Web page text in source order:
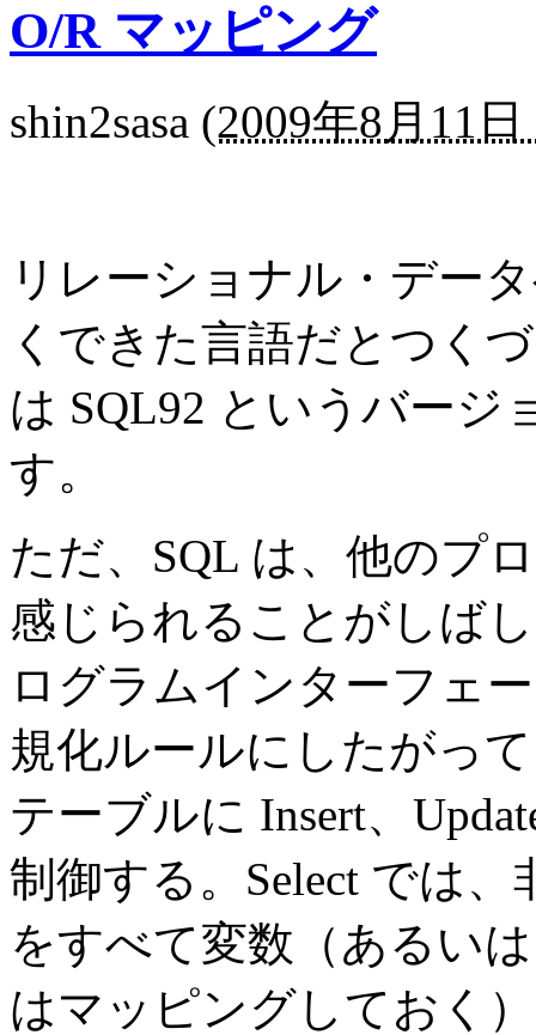
O/R マッピング
shin2sasa (2009年8月11日
リレーショナル・デー
くできた言語だとつく
は SQL92 というバージ
す。
ただ、SQL は、他のプ
感じられることがしば
ログラムインターフェ
規化ルールにしたがっ
テーブルに Insert、
制御する。Select では
をすべて変数（あるい
はマッピングしておく